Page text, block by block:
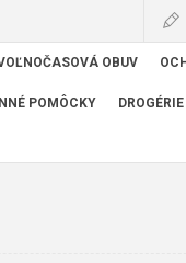
OBUV
POMÔCKY DROGÉRIE